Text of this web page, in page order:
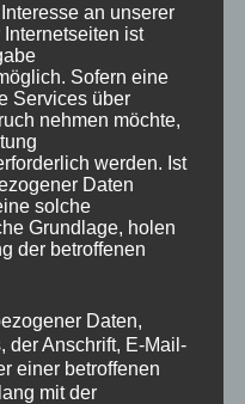
vorhanden.
an unserer
ist
Sofern eine
Services über
nehmen möchte,
werden. Ist
Daten
solche
Grundlage, holen
der betroffenen
Daten,
der Anschrift, E-Mail-
einer betroffenen
mit der